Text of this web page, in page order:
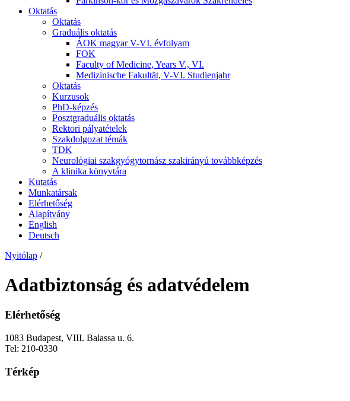
Oktatás
Oktatás
Graduális oktatás
ÁOK magyar V-VI. évfolyam
FOK
Faculty of Medicine, Years V., VI.
Medizinische Fakultät, V-VI. Studienjahr
Oktatás
Kurzusok
PhD-képzés
Posztgraduális oktatás
Rektori pályatételek
Szakdolgozat témák
TDK
Neurológiai szakgyógytornász szakirányú továbbképzés
A klinika könyvtára
Kutatás
Munkatársak
Elérhetőség
Alapítvány
English
Deutsch
Nyitólap /
Adatbiztonság és adatvédelem
Elérhetőség
1083 Budapest, VIII. Balassa u. 6.
Tel: 210-0330
Térkép